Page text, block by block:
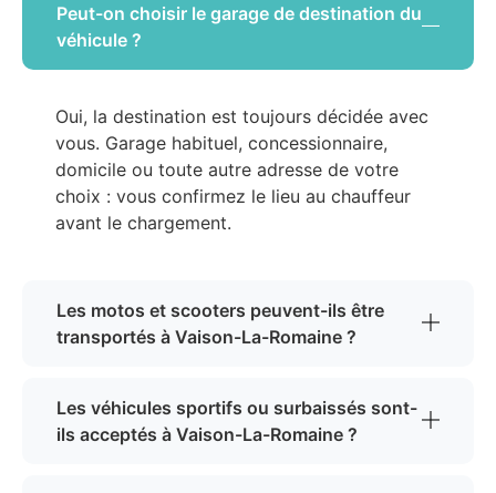
Peut-on choisir le garage de destination du
véhicule ?
Oui, la destination est toujours décidée avec
vous. Garage habituel, concessionnaire,
domicile ou toute autre adresse de votre
choix : vous confirmez le lieu au chauffeur
avant le chargement.
Les motos et scooters peuvent-ils être
transportés à Vaison-La-Romaine ?
Les véhicules sportifs ou surbaissés sont-
ils acceptés à Vaison-La-Romaine ?